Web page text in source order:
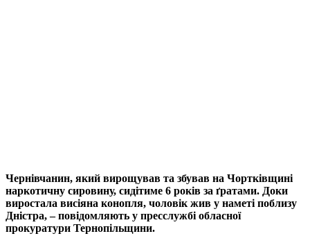
Чернівчанин, який вирощував та збував на Чортківщині
наркотичну сировину, сидітиме 6 років за ґратами. Доки
виростала висіяна конопля, чоловік жив у наметі поблизу
Дністра, – повідомляють у пресслужбі обласної
прокуратури Тернопільщини.